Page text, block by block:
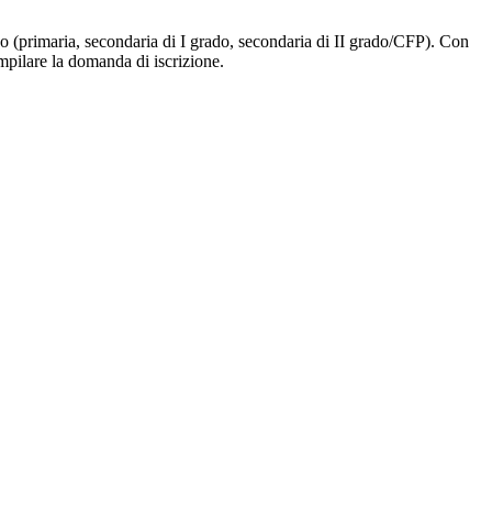
secondaria di I grado, secondaria di II grado/CFP). Con
la domanda di iscrizione.